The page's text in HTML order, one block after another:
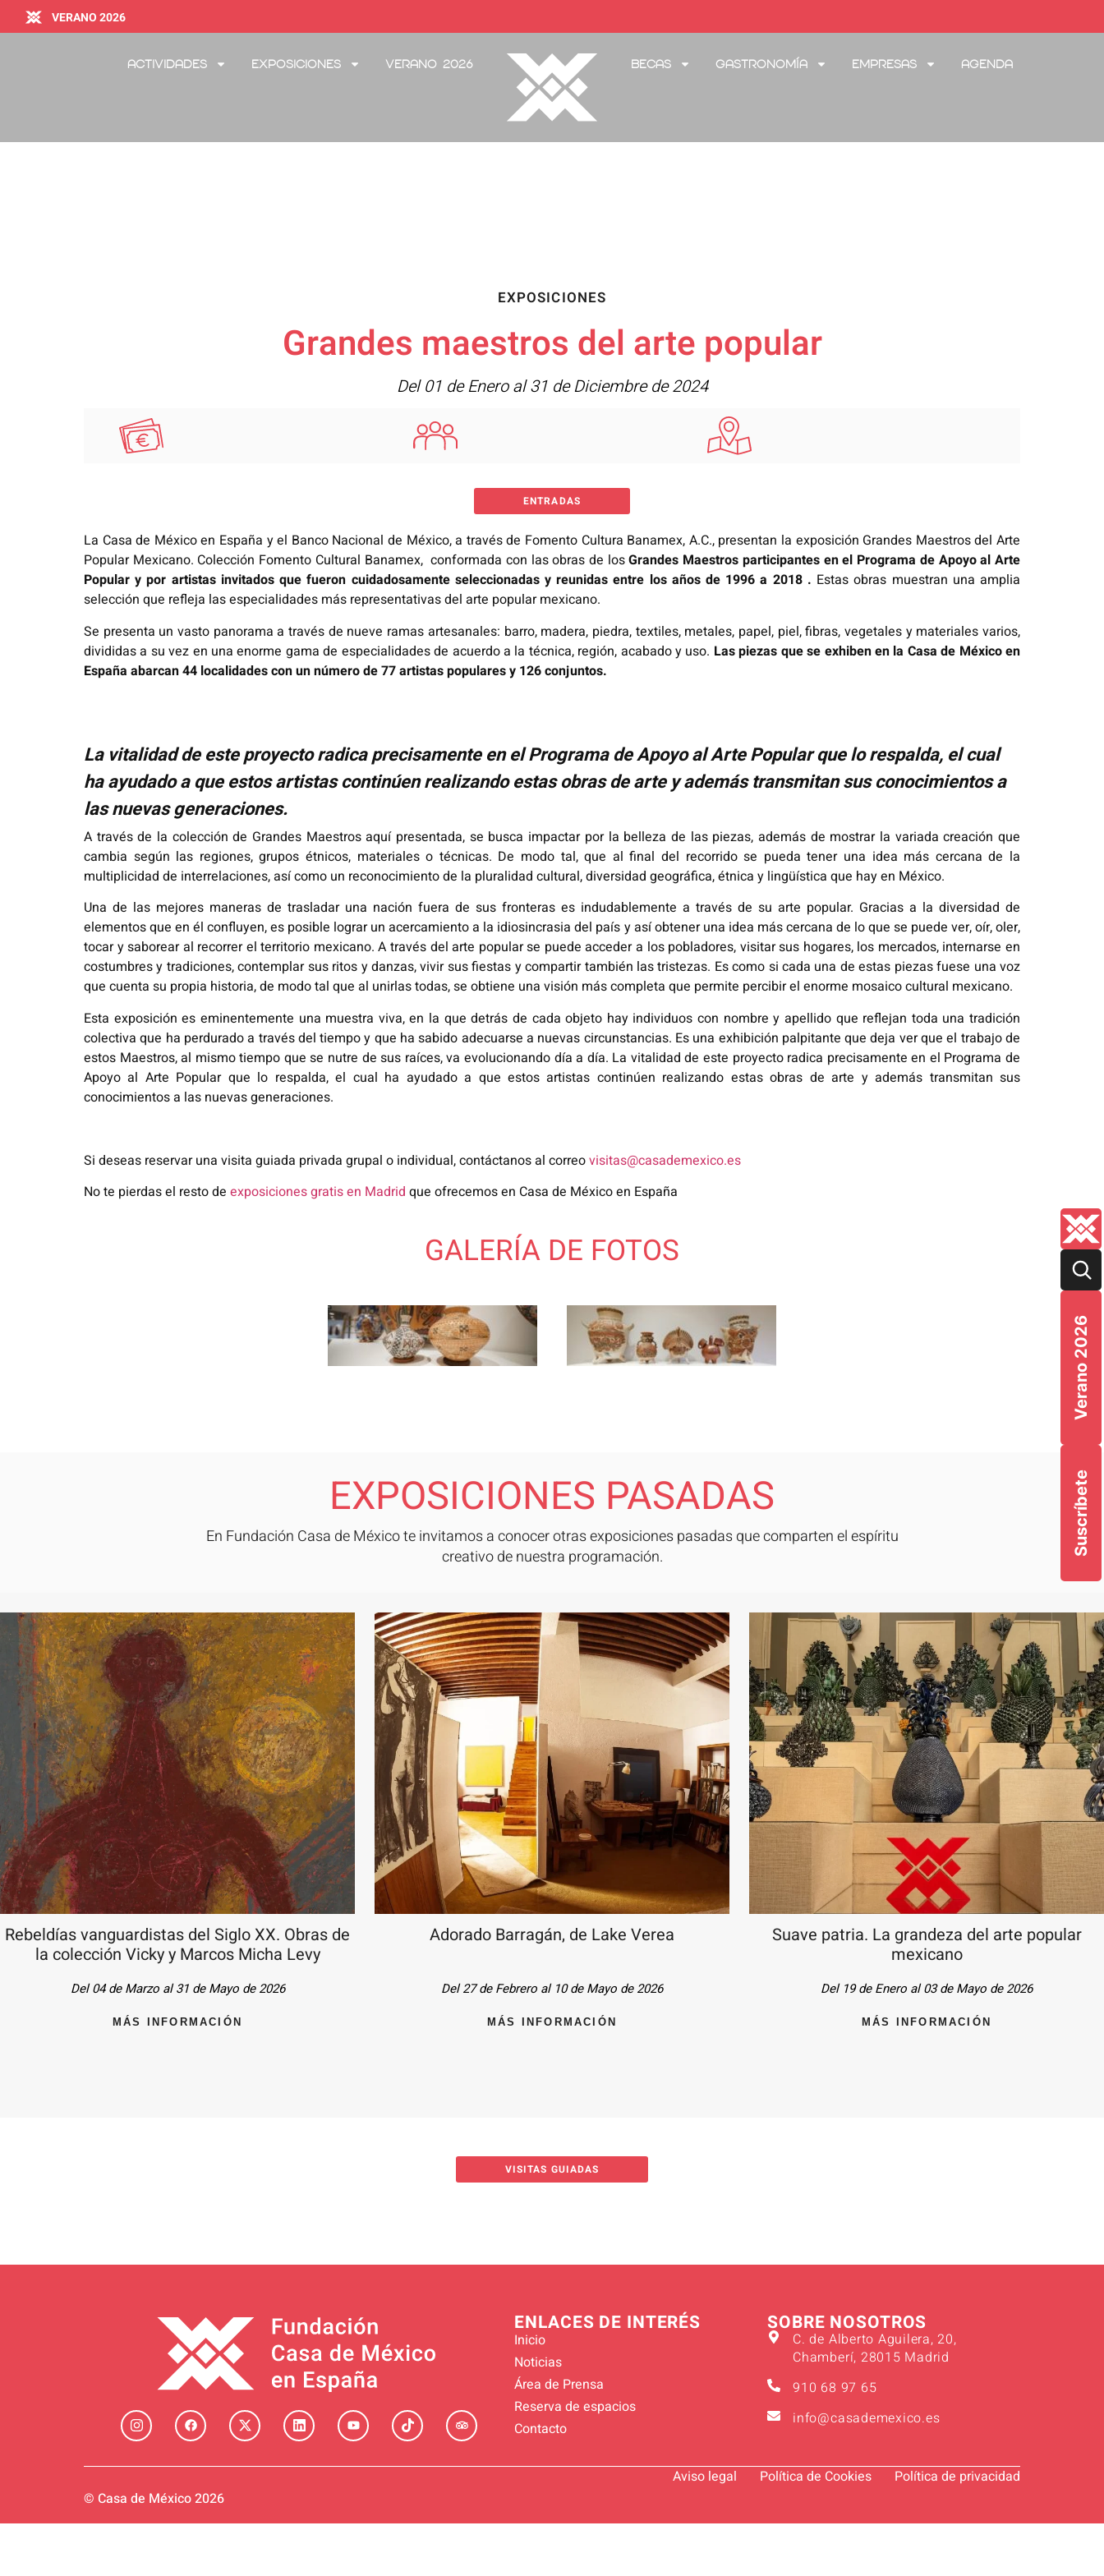
Suscríbete
Verano 2026
VERANO 2026
Actividades Exposiciones Verano 2026 Becas Gastronomía Empresas Agenda
EXPOSICIONES
Grandes maestros del arte popular
Del 01 de Enero al 31 de Diciembre de 2024
ENTRADAS
La Casa de México en España y el Banco Nacional de México, a través de Fomento Cultura Banamex, A.C., presentan la exposición Grandes Maestros del Arte
Popular Mexicano. Colección Fomento Cultural Banamex, conformada con las obras de losGrandes Maestros participantes en el Programa de Apoyo al Arte
Popular y por artistas invitados que fueron cuidadosamente seleccionadas y reunidas entre los años de 1996 a 2018 . Estas obras muestran una amplia
selección que refleja las especialidades más representativas del arte popular mexicano.
Se presenta un vasto panorama a través de nueve ramas artesanales: barro, madera, piedra, textiles, metales, papel, piel, fibras, vegetales y materiales varios,
divididas a su vez en una enorme gama de especialidades de acuerdo a la técnica, región, acabado y uso. Las piezas que se exhiben en la Casa de México en
España abarcan 44 localidades con un número de 77 artistas populares y 126 conjuntos.
La vitalidad de este proyecto radica precisamente en el Programa de Apoyo al Arte Popular que lo respalda, el cual
ha ayudado a que estos artistas continúen realizando estas obras de arte y además transmitan sus conocimientos a
las nuevas generaciones.
A través de la colección de Grandes Maestros aquí presentada, se busca impactar por la belleza de las piezas, además de mostrar la variada creación que
cambia según las regiones, grupos étnicos, materiales o técnicas. De modo tal, que al final del recorrido se pueda tener una idea más cercana de la
multiplicidad de interrelaciones, así como un reconocimiento de la pluralidad cultural, diversidad geográfica, étnica y lingüística que hay en México.
Una de las mejores maneras de trasladar una nación fuera de sus fronteras es indudablemente a través de su arte popular. Gracias a la diversidad de
elementos que en él confluyen, es posible lograr un acercamiento a la idiosincrasia del país y así obtener una idea más cercana de lo que se puede ver, oír, oler,
tocar y saborear al recorrer el territorio mexicano. A través del arte popular se puede acceder a los pobladores, visitar sus hogares, los mercados, internarse en
costumbres y tradiciones, contemplar sus ritos y danzas, vivir sus fiestas y compartir también las tristezas. Es como si cada una de estas piezas fuese una voz
que cuenta su propia historia, de modo tal que al unirlas todas, se obtiene una visión más completa que permite percibir el enorme mosaico cultural mexicano.
Esta exposición es eminentemente una muestra viva, en la que detrás de cada objeto hay individuos con nombre y apellido que reflejan toda una tradición
colectiva que ha perdurado a través del tiempo y que ha sabido adecuarse a nuevas circunstancias. Es una exhibición palpitante que deja ver que el trabajo de
estos Maestros, al mismo tiempo que se nutre de sus raíces, va evolucionando día a día. La vitalidad de este proyecto radica precisamente en el Programa de
Apoyo al Arte Popular que lo respalda, el cual ha ayudado a que estos artistas continúen realizando estas obras de arte y además transmitan sus
conocimientos a las nuevas generaciones.
Si deseas reservar una visita guiada privada grupal o individual, contáctanos al correovisitas@casademexico.es
No te pierdas el resto de exposiciones gratis en Madrid que ofrecemos en Casa de México en España
GALERÍA DE FOTOS
EXPOSICIONES PASADAS
En Fundación Casa de México te invitamos a conocer otras exposiciones pasadas que comparten el espíritu
creativo de nuestra programación.
Rebeldías vanguardistas del Siglo XX. Obras de
la colección Vicky y Marcos Micha Levy
Del 04 de Marzo al 31 de Mayo de 2026
MÁS INFORMACIÓN
Adorado Barragán, de Lake Verea
Del 27 de Febrero al 10 de Mayo de 2026
MÁS INFORMACIÓN
Suave patria. La grandeza del arte popular
mexicano
Del 19 de Enero al 03 de Mayo de 2026
MÁS INFORMACIÓN
VISITAS GUIADAS
ENLACES DE INTERÉS
Inicio
Noticias
Área de Prensa
Reserva de espacios
Contacto
SOBRE NOSOTROS
C. de Alberto Aguilera, 20,
Chamberí, 28015 Madrid
910 68 97 65
info@casademexico.es
© Casa de México 2026
Aviso legal Política de Cookies Política de privacidad